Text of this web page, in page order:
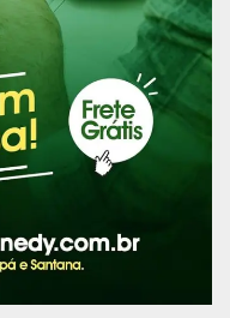
Coordenadora da
Aldilene Souza
deputada
Adjunta da
Federal; juíza
da Associação
juíza Renata Gil
Andrea Guedes
Natalie Alves